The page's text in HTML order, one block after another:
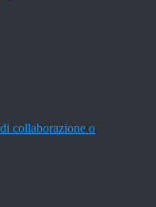
collaborazione o